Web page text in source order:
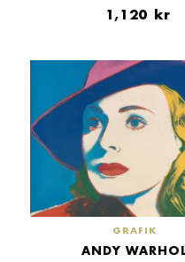
1,120 kr
GRAFIK
ANDY